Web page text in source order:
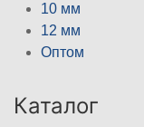
10 мм
12 мм
Оптом
Каталог